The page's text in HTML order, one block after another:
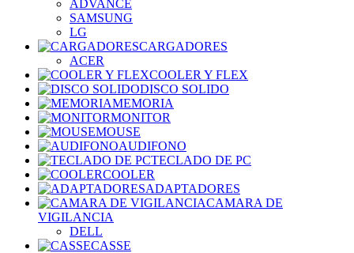
ADVANCE
SAMSUNG
LG
CARGADORES
ACER
COOLER Y FLEX
DISCO SOLIDO
MEMORIA
MONITOR
MOUSE
AUDIFONO
TECLADO DE PC
COOLER
ADAPTADORES
CAMARA DE
VIGILANCIA
DELL
CASSE